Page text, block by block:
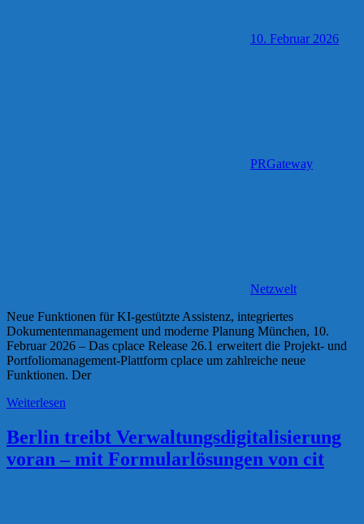
10. Februar 2026
PRGateway
Netzwelt
Neue Funktionen für KI-gestützte Assistenz, integriertes
Dokumentenmanagement und moderne Planung München, 10.
Februar 2026 – Das cplace Release 26.1 erweitert die Projekt- und
Portfoliomanagement-Plattform cplace um zahlreiche neue
Funktionen. Der
Weiterlesen
Berlin treibt Verwaltungsdigitalisierung
voran – mit Formularlösungen von cit